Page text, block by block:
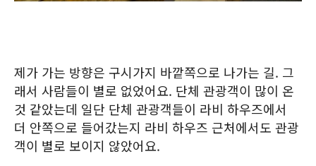
제가 가는 방향은 구시가지 바깥쪽으로 나가는 길. 그
래서 사람들이 별로 없었어요. 단체 관광객이 많이 온
것 같았는데 일단 단체 관광객들이 라비 하우즈에서
더 안쪽으로 들어갔는지 라비 하우즈 근처에서도 관광
객이 별로 보이지 않았어요.